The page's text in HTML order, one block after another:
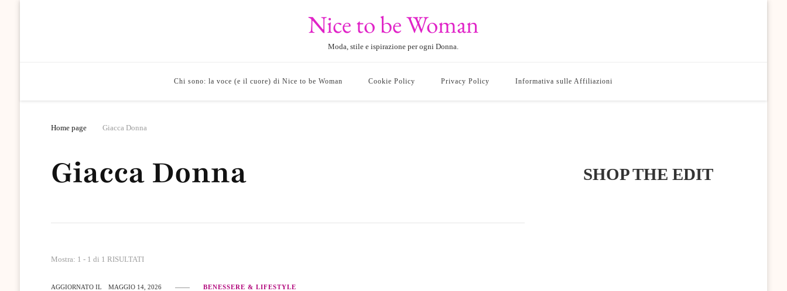
Nice to be Woman
Moda, stile e ispirazione per ogni Donna.
Chi sono: la voce (e il cuore) di Nice to be Woman Cookie Policy Privacy Policy Informativa sulle Affiliazioni
Home page Giacca Donna
Giacca Donna
Mostra: 1 - 1 di 1 RISULTATI
AGGIORNATO IL MAGGIO 14, 2026 BENESSERE & LIFESTYLE
SHOP THE EDIT